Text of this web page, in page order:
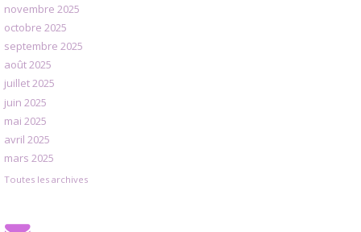
novembre 2025
octobre 2025
septembre 2025
août 2025
juillet 2025
juin 2025
mai 2025
avril 2025
mars 2025
Toutes les archives